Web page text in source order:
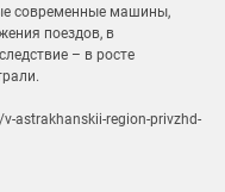
современные машины,
поездов, в
– в росте
astrakhanskii-region-privzhd-